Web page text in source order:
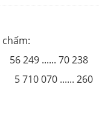
...... 70 238
070 ...... 260